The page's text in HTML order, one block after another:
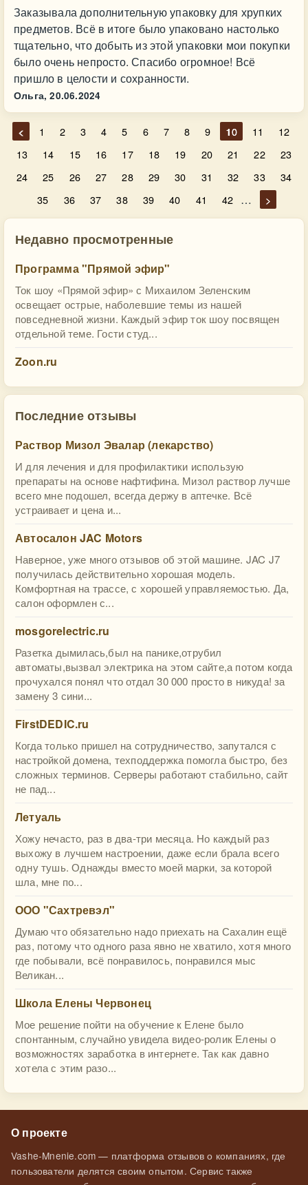
Заказывала дополнительную упаковку для хрупких
предметов. Всё в итоге было упаковано настолько
тщательно, что добыть из этой упаковки мои покупки
было очень непросто. Спасибо огромное! Всё
пришло в целости и сохранности.
Ольга, 20.06.2024
< 1 2 3 4 5 6 7 8 9 10 11
12
13
14 15 16 17 18 19 20 21 22
23
24
25 26 27 28 29 30 31 32 33
34
35
36 37 38 39 40 41 42 … >
Недавно просмотренные
Программа "Прямой эфир"
Ток шоу «Прямой эфир» с Михаилом Зеленским
освещает острые, наболевшие темы из нашей
повседневной жизни. Каждый эфир ток шоу посвящен
отдельной теме. Гости студ...
Zoon.ru
Последние отзывы
Раствор Мизол Эвалар (лекарство)
И для лечения и для профилактики использую
препараты на основе нафтифина. Мизол раствор лучше
всего мне подошел, всегда держу в аптечке. Всё
устраивает и цена и...
Автосалон JAC Motors
Наверное, уже много отзывов об этой машине. JAC J7
получилась действительно хорошая модель.
Комфортная на трассе, с хорошей управляемостью. Да,
салон оформлен с...
mosgorelectric.ru
Разетка дымилась,был на панике,отрубил
автоматы,вызвал электрика на этом сайте,а потом когда
прочухался понял что отдал 30 000 просто в никуда! за
замену 3 сини...
FirstDEDIC.ru
Когда только пришел на сотрудничество, запутался с
настройкой домена, техподдержка помогла быстро, без
сложных терминов. Серверы работают стабильно, сайт
не пад...
Летуаль
Хожу нечасто, раз в два-три месяца. Но каждый раз
выхожу в лучшем настроении, даже если брала всего
одну тушь. Однажды вместо моей марки, за которой
шла, мне по...
ООО "Сахтревэл"
Думаю что обязательно надо приехать на Сахалин ещё
раз, потому что одного раза явно не хватило, хотя много
где побывали, всё понравилось, понравился мыс
Великан...
Школа Елены Червонец
Мое решение пойти на обучение к Елене было
спонтанным, случайно увидела видео-ролик Елены о
возможностях заработка в интернете. Так как давно
хотела с этим разо...
О проекте
Vashe-Mnenie.com — платформа отзывов о компаниях, где
пользователи делятся своим опытом. Сервис также